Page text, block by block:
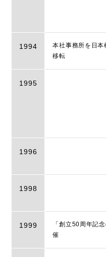
1994
本社事務所を日本
移転
1995
1996
1998
1999
「創立50周年記
催